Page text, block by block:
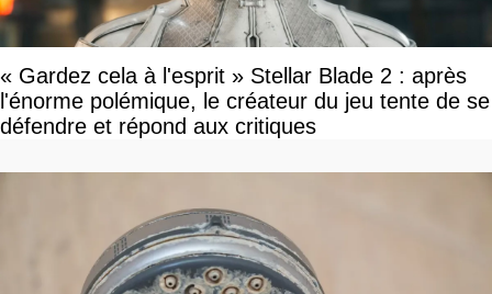
« Gardez cela à l'esprit » Stellar Blade 2 : après
l'énorme polémique, le créateur du jeu tente de se
défendre et répond aux critiques